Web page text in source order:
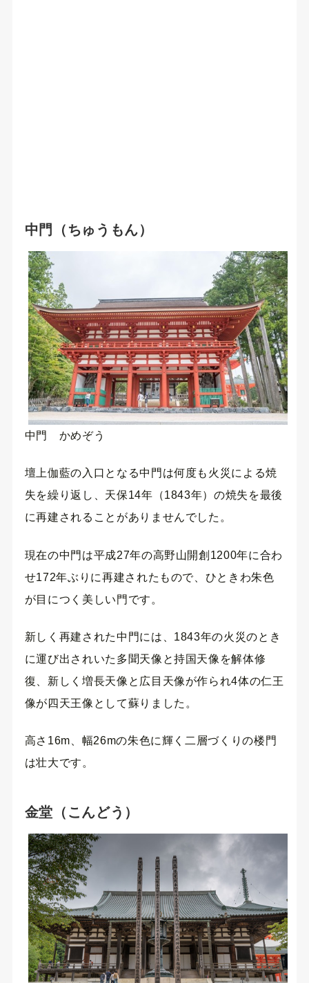
中門（ちゅうもん）
中門 かめぞう
壇上伽藍の入口となる中門は何度も火災による焼
失を繰り返し、天保14年（1843年）の焼失を最後
に再建されることがありませんでした。
現在の中門は平成27年の高野山開創1200年に合わ
せ172年ぶりに再建されたもので、ひときわ朱色
が目につく美しい門です。
新しく再建された中門には、1843年の火災のとき
に運び出されいた多聞天像と持国天像を解体修
復、新しく増長天像と広目天像が作られ4体の仁王
像が四天王像として蘇りました。
高さ16m、幅26mの朱色に輝く二層づくりの楼門
は壮大です。
金堂（こんどう）